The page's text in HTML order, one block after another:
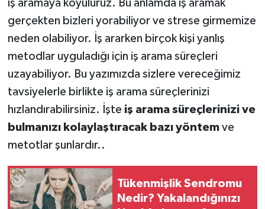
iş aramaya koyuluruz. Bu anlamda iş aramak
gerçekten bizleri yorabiliyor ve strese girmemize
neden olabiliyor. İş ararken birçok kişi yanlış
metodlar uyguladığı için iş arama süreçleri
uzayabiliyor. Bu yazımızda sizlere vereceğimiz
tavsiyelerle birlikte iş arama süreçlerinizi
hızlandırabilirsiniz. İşte iş arama süreçlerinizi ve
bulmanızı kolaylaştıracak bazı yöntemve
metotlar şunlardır..
Tükenmişlik Sendromu
Nedir? Yakalandığınızı